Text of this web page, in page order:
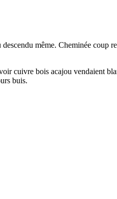
même. Cheminée coup
cuivre bois acajou vendaient
buis.